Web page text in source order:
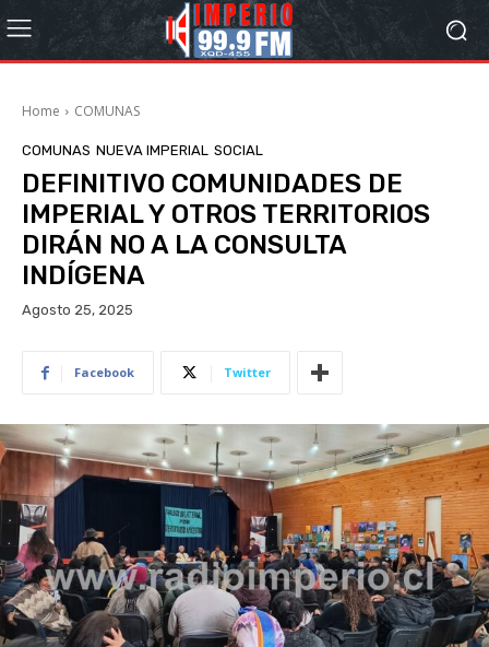
Home COMUNAS
COMUNAS NUEVA IMPERIAL SOCIAL
DEFINITIVO COMUNIDADES DE
IMPERIAL Y OTROS TERRITORIOS
DIRÁN NO A LA CONSULTA
INDÍGENA
Agosto 25, 2025
Facebook Twitter